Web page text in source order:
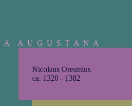
A A U G U S T A N A
Nicolaus Oresmius
ca. 1320 - 1382